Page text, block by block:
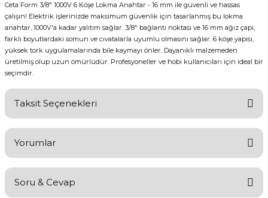
Ceta Form 3/8" 1000V 6 Köşe Lokma Anahtar - 16 mm ile güvenli ve hassas
çalışın! Elektrik işlerinizde maksimum güvenlik için tasarlanmış bu lokma
anahtar, 1000V'a kadar yalıtım sağlar. 3/8" bağlantı noktası ve 16 mm ağız çapı,
farklı boyutlardaki somun ve cıvatalarla uyumlu olmasını sağlar. 6 köşe yapısı,
yüksek tork uygulamalarında bile kaymayı önler. Dayanıklı malzemeden
üretilmiş olup uzun ömürlüdür. Profesyoneller ve hobi kullanıcıları için ideal bir
seçimdir.
Taksit Seçenekleri
Yorumlar
Soru & Cevap